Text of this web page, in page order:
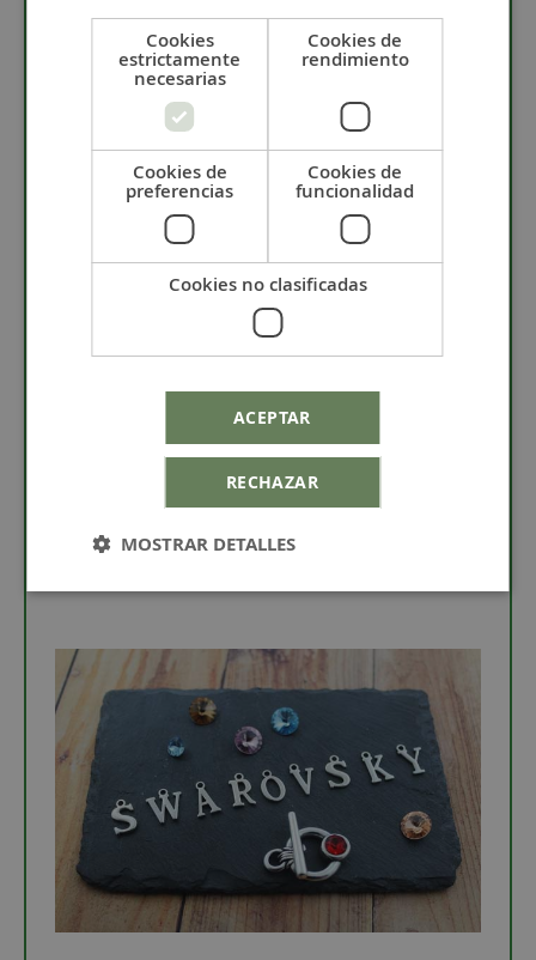
Si te gustan las letras tenemos el abecedario en
también en colgantes en este enlaceColgantes
¿Qué es el Zamak?
El zamak es un material muy duro y con alta
resistencia. Es una aleación compuesta de zinc,
aluminio, cobre y magnesio.Debido a sus
propiedades de dureza, resistencia a la corrosión y a
"Como cuidar tu bisuteria
puedes limpiar el zamak con lagamuza limpia
Cookies
estrictamente
necesarias
Cookies de
rendimiento
Cookies de
preferencias
Cookies de
funcionalidad
Cookies no clasificadas
ACEPTAR
RECHAZAR
MOSTRAR DETALLES